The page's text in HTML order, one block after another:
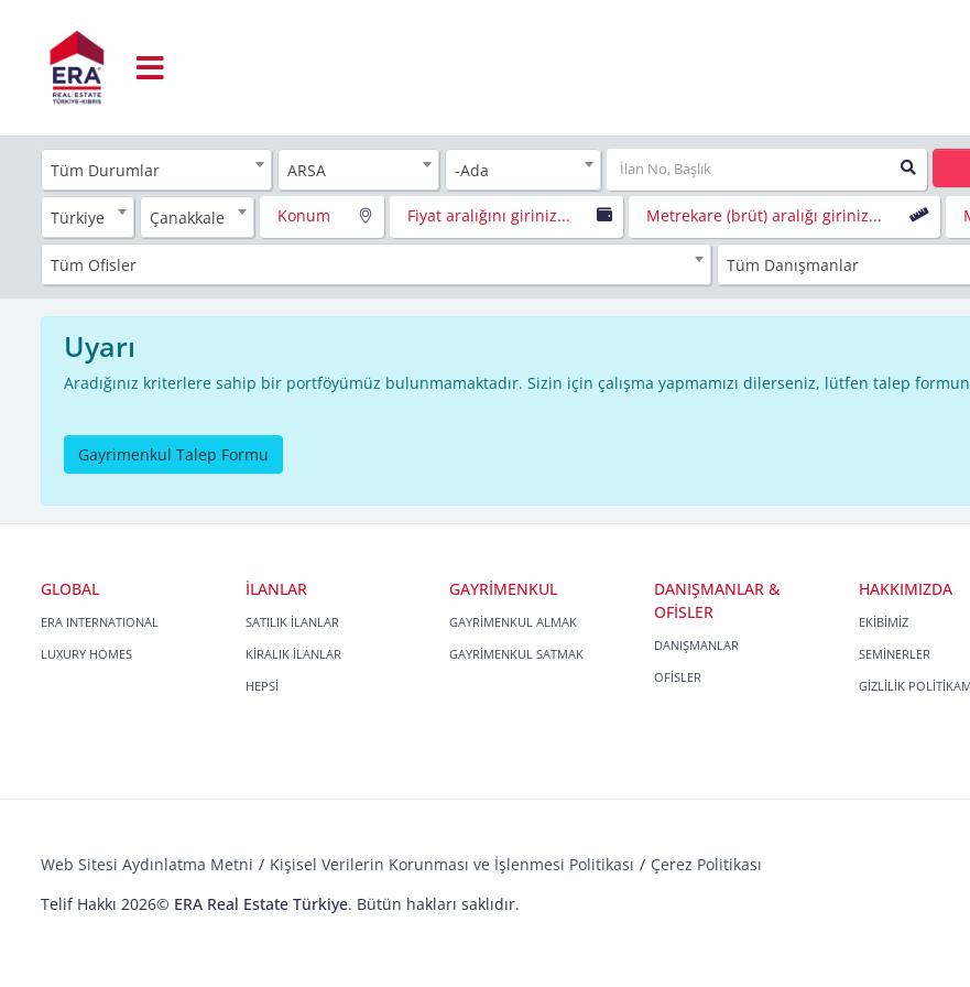
Tüm Durumlar ARSA -Ada
Türkiye Çanakkale Konum Fiyat aralığını giriniz... Metrekare (brüt) aralığı giriniz...
Tüm Ofisler Tüm Danışmanlar
Uyarı
Aradığınız kriterlere sahip bir portföyümüz bulunmamaktadır. Sizin için çalışma yapmamızı dilerseniz, lütfen talep
Gayrimenkul Talep Formu
GLOBAL
ERA INTERNATIONAL
LUXURY HOMES
İLANLAR
SATILIK İLANLAR
KİRALIK İLANLAR
HEPSİ
GAYRİMENKUL
GAYRİMENKUL ALMAK
GAYRİMENKUL SATMAK
DANIŞMANLAR &
OFİSLER
DANIŞMANLAR
OFİSLER
HAKKIMIZDA
EKİBİMİZ
SEMİNERLER
GİZLİLİK
Web Sitesi Aydınlatma Metni Kişisel Verilerin Korunması ve İşlenmesi Politikası
Çerez Politikası
Telif Hakkı 2026© ERA Real Estate Türkiye. Bütün hakları saklıdır.